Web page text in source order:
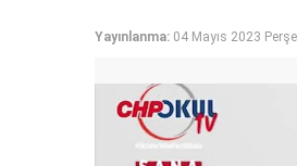
Yayınlanma: 04 Mayıs 2023